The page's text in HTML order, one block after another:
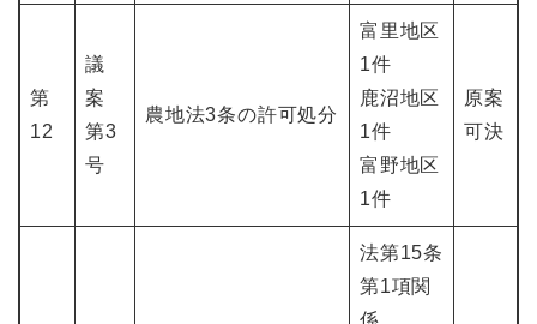
第
12
議
案
第3
号
農地法3条の許可処分
富里地区
1件
鹿沼地区
1件
富野地区
1件
原案
可決
法第15条
第1項関
係